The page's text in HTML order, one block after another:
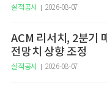
실적공시 2026-08-07
ACM 리서치, 2분기
전망치 상향 조정
실적공시 2026-08-07